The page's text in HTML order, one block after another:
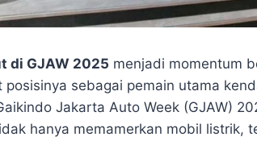
di GJAW 2025 menjadi momentum
posisinya sebagai pemain utama
Jakarta Auto Week (GJAW)
hanya memamerkan mobil listrik,